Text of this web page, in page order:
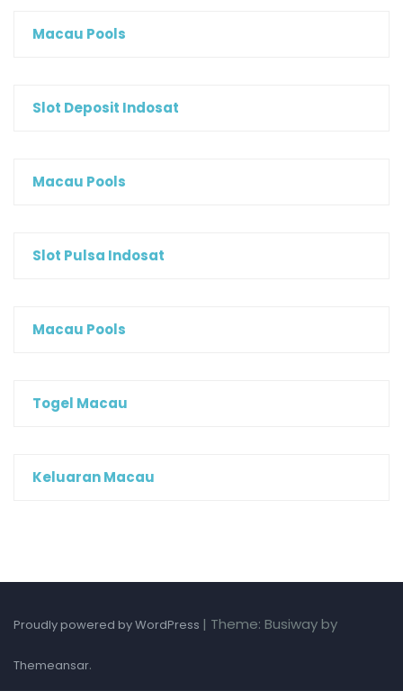
Macau Pools
Slot Deposit Indosat
Macau Pools
Slot Pulsa Indosat
Macau Pools
Togel Macau
Keluaran Macau
Proudly powered by WordPress | Theme: Busiway by
Themeansar.